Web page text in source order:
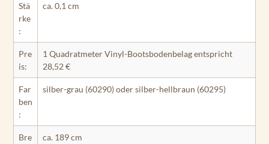
Stä
rke
:
ca. 0,1 cm
Pre
is:
1 Quadratmeter Vinyl-Bootsbodenbelag entspricht
28,52 €
Far
ben
:
silber-grau (60290) oder silber-hellbraun (60295)
Bre
ca. 189 cm